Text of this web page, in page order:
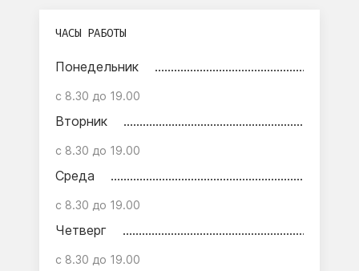
ЧАСЫ РАБОТЫ
Понедельник
с 8.30 до 19.00
Вторник
с 8.30 до 19.00
Среда
с 8.30 до 19.00
Четверг
с 8.30 до 19.00